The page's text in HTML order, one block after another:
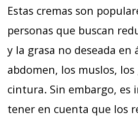
Estas cremas son
personas que buscan
y la grasa no deseada en
abdomen, los muslos,
cintura. Sin embargo, es
tener en cuenta que los